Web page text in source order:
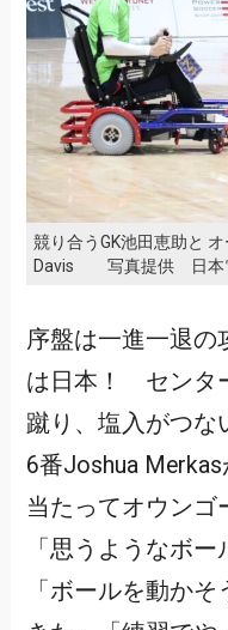
競り合うGK池田恵助と
Davis 写真提供 日本
序盤は一進一退の
は日本！ センタ
蹴り、塩入がつな
6番Joshua
当たってオウンゴ
「思うようなボ
「ボールを動か